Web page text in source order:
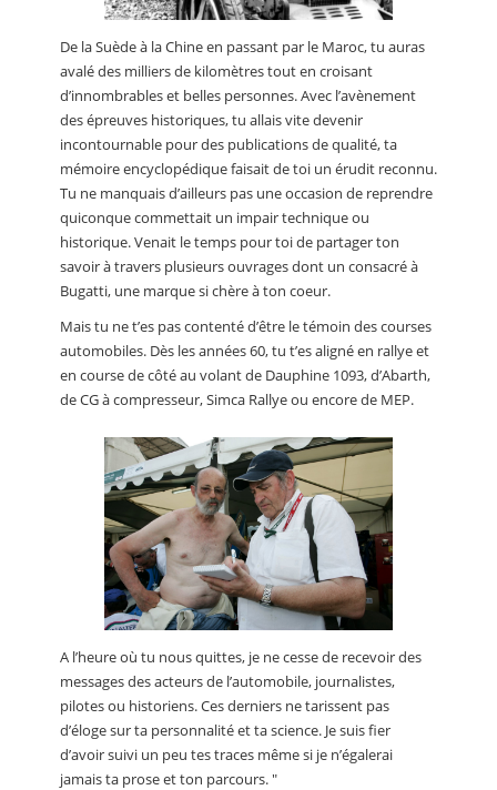
De la Suède à la Chine en passant par le Maroc, tu auras
avalé des milliers de kilomètres tout en croisant
d’innombrables et belles personnes. Avec l’avènement
des épreuves historiques, tu allais vite devenir
incontournable pour des publications de qualité, ta
mémoire encyclopédique faisait de toi un érudit reconnu.
Tu ne manquais d’ailleurs pas une occasion de reprendre
quiconque commettait un impair technique ou
historique. Venait le temps pour toi de partager ton
savoir à travers plusieurs ouvrages dont un consacré à
Bugatti, une marque si chère à ton coeur.
Mais tu ne t’es pas contenté d’être le témoin des courses
automobiles. Dès les années 60, tu t’es aligné en rallye et
en course de côté au volant de Dauphine 1093, d’Abarth,
de CG à compresseur, Simca Rallye ou encore de MEP.
A l’heure où tu nous quittes, je ne cesse de recevoir des
messages des acteurs de l’automobile, journalistes,
pilotes ou historiens. Ces derniers ne tarissent pas
d’éloge sur ta personnalité et ta science. Je suis fier
d’avoir suivi un peu tes traces même si je n’égalerai
jamais ta prose et ton parcours. "